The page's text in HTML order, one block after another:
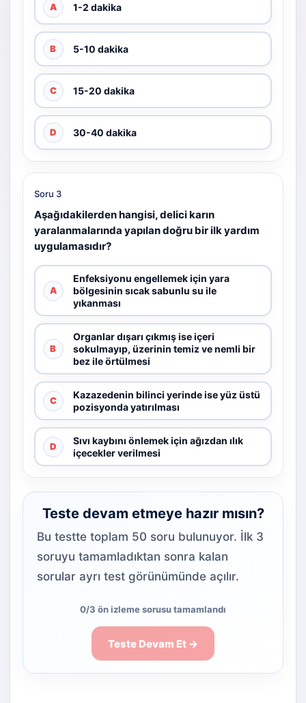
A 1-2 dakika
B 5-10 dakika
C 15-20 dakika
D 30-40 dakika
Soru 3
Aşağıdakilerden hangisi, delici karın
yaralanmalarında yapılan doğru bir ilk yardım
uygulamasıdır?
A
Enfeksiyonu engellemek için yara
bölgesinin sıcak sabunlu su ile
yıkanması
B
Organlar dışarı çıkmış ise içeri
sokulmayıp, üzerinin temiz ve nemli bir
bez ile örtülmesi
C
Kazazedenin bilinci yerinde ise yüz üstü
pozisyonda yatırılması
D
Sıvı kaybını önlemek için ağızdan ılık
içecekler verilmesi
Teste devam etmeye hazır mısın?
Bu testte toplam 50 soru bulunuyor. İlk 3
soruyu tamamladıktan sonra kalan
sorular ayrı test görünümünde açılır.
0/3 ön izleme sorusu tamamlandı
Teste Devam Et →